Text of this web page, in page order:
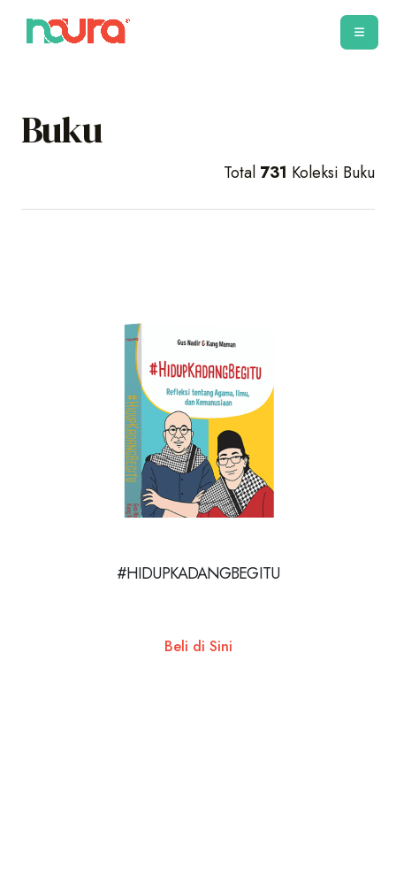
Buku
Total 731 Koleksi Buku
#HIDUPKADANGBEGITU
Beli di Sini